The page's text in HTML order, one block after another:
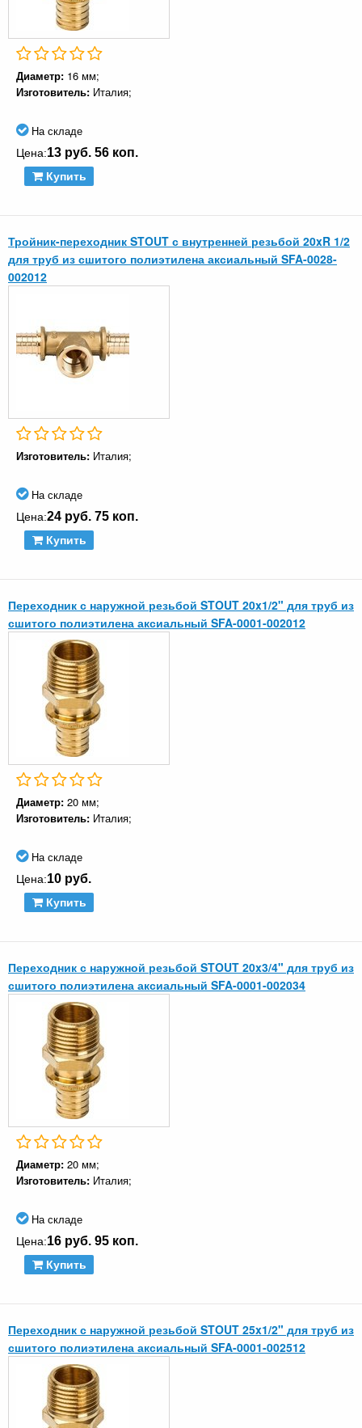
Диаметр: 16 мм;
Изготовитель: Италия;
На складе
Цена:13 руб. 56 коп.
Купить
Тройник-переходник STOUT с внутренней резьбой 20xR 1/2
для труб из сшитого полиэтилена аксиальный SFA-0028-
002012
Изготовитель: Италия;
На складе
Цена:24 руб. 75 коп.
Купить
Переходник с наружной резьбой STOUT 20x1/2" для труб из
сшитого полиэтилена аксиальный SFA-0001-002012
Диаметр: 20 мм;
Изготовитель: Италия;
На складе
Цена:10 руб.
Купить
Переходник с наружной резьбой STOUT 20x3/4" для труб из
сшитого полиэтилена аксиальный SFA-0001-002034
Диаметр: 20 мм;
Изготовитель: Италия;
На складе
Цена:16 руб. 95 коп.
Купить
Переходник с наружной резьбой STOUT 25x1/2" для труб из
сшитого полиэтилена аксиальный SFA-0001-002512